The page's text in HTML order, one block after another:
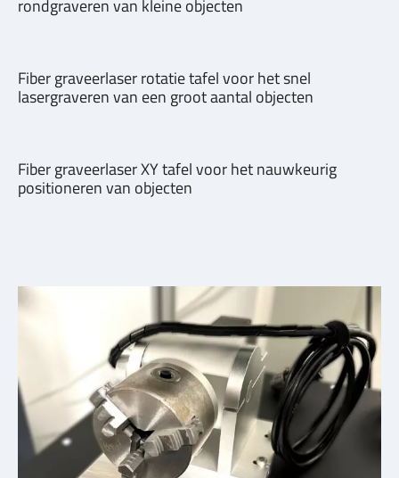
rondgraveren van kleine objecten
Fiber graveerlaser rotatie tafel voor het snel
lasergraveren van een groot aantal objecten
Fiber graveerlaser XY tafel voor het nauwkeurig
positioneren van objecten